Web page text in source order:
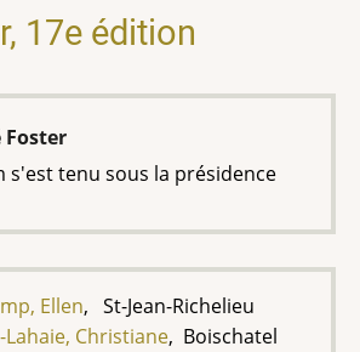
17e édition
Foster
s'est tenu sous la présidence
Ellen, St-Jean-Richelieu
Lahaie, Christiane, Boischatel